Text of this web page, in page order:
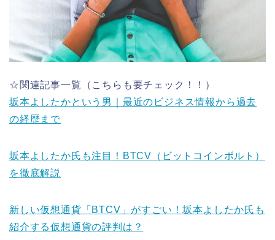
☆関連記事一覧（こちらも要チェック！！）
坂本よしたかという男｜最近のビジネス情報から過去
の経歴まで
坂本よしたか氏も注目！BTCV（ビットコインボルト）
を徹底解説
新しい仮想通貨「BTCV」がすごい！坂本よしたか氏も
紹介する仮想通貨の評判は？